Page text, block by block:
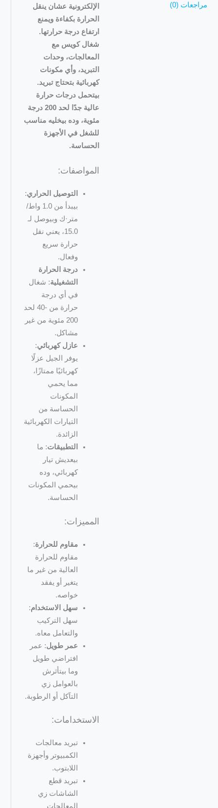
مراجعات (0)
الإلكترونية عشان ينقل
الحرارة بكفاءة ويمنع
ارتفاع درجة حرارتها.
شغال كويس مع
المعالجات، وحدات
التبريد، وأي مكونات
كهربائية بتحتاج تبريد.
بيتحمل درجات حرارة
عالية جدًا لحد 200 درجة
مئوية، وده بيخليه مناسب
للشغل في الأجهزة
الحساسة.
المواصفات:
التوصيل الحراري:
بيبدأ من 1.0 واط/
متر·ك وبيوصل لـ
15.0، يعني نقل
حرارة سريع
وفعال.
درجة الحرارة
التشغيلية: شغال
في أي درجة
حرارة من -40 لحد
200 مئوية من غير
مشاكل.
عازل كهربائي:
يوفر الجيل عزلًا
كهربائيًا ممتازًا،
مما يحمي
المكونات
الحساسة من
التيارات الكهربائية
الزائدة.
التطبيقات: ما
بيعديش تيار
كهربائي، وده
بيحمي المكونات
الحساسة.
المميزات:
مقاوم للحرارة:
مقاوم للحرارة
العالية من غير ما
يتغير أو يفقد
خواصه.
سهل الاستخدام:
سهل التركيب
والتعامل معاه.
عمر طويل: عمر
افتراضي طويل
وما بيتأثرش
بالعوامل زي
التآكل أو الرطوبة.
الاستخدامات:
تبريد معالجات
الكمبيوتر وأجهزة
اللابتوب.
تبريد قطع
الشاشات زي
المعالجات